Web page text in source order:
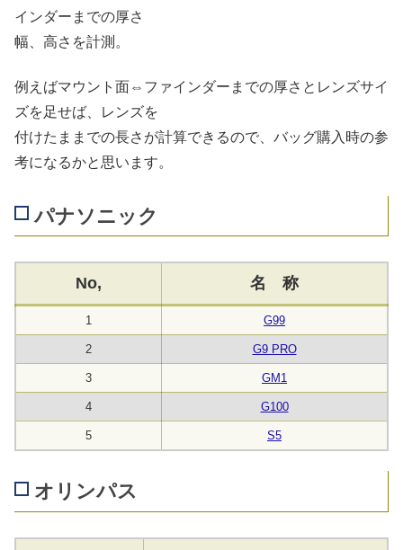
インダーまでの厚さ
幅、高さを計測。
例えばマウント面⇔ファインダーまでの厚さとレンズサイ
ズを足せば、レンズを
付けたままでの長さが計算できるので、バッグ購入時の参
考になるかと思います。
パナソニック
No, 名 称
1 G99
2 G9 PRO
3 GM1
4 G100
5 S5
オリンパス